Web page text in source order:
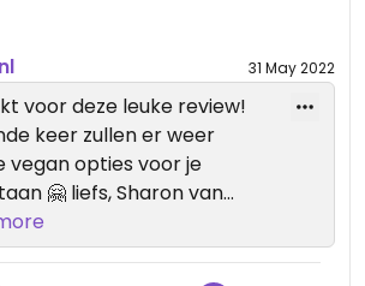
31 May 2022
voor deze leuke review!
keer zullen er weer
vegan opties voor je
🤗 liefs, Sharon van